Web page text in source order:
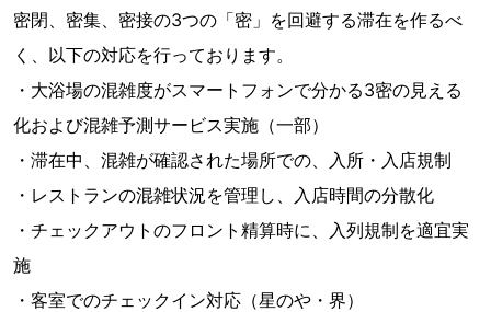
密閉、密集、密接の3つの「密」を回避する滞在を作るべ
く、以下の対応を行っております。
・大浴場の混雑度がスマートフォンで分かる3密の見える
化および混雑予測サービス実施（一部）
・滞在中、混雑が確認された場所での、入所・入店規制
・レストランの混雑状況を管理し、入店時間の分散化
・チェックアウトのフロント精算時に、入列規制を適宜実
施
・客室でのチェックイン対応（星のや・界）